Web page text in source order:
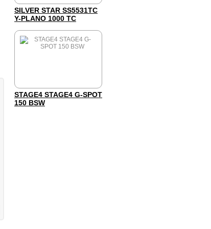
SILVER STAR SS5531TC
Y-PLANO 1000 TC
STAGE4 STAGE4 G-SPOT
150 BSW